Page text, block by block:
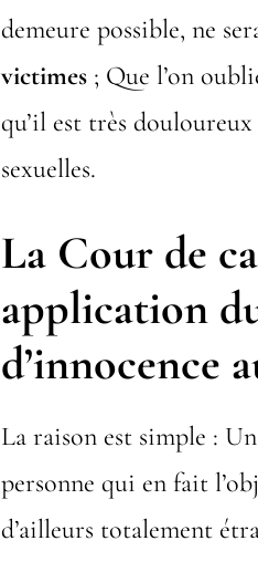
demeure possible, ne
victimes ; Que l’on
qu’il est très
sexuelles.
La Cour de
application
d’innocence
La raison est simple :
personne qui en fait
d’ailleurs totalement